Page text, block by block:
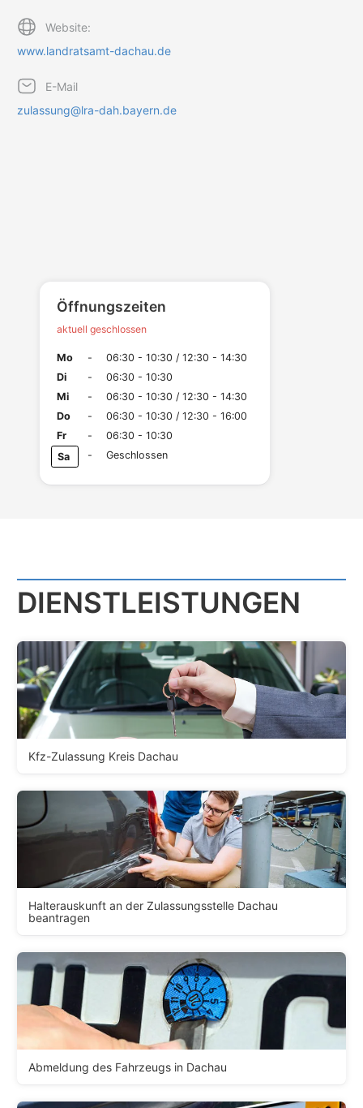
Website:
www.landratsamt-dachau.de
E-Mail
zulassung@lra-dah.bayern.de
Öffnungszeiten
aktuell geschlossen
Mo -
06:30 - 10:30 / 12:30 - 14:30
Di
-
06:30 - 10:30
Mi
-
06:30 - 10:30 / 12:30 - 14:30
Do
-
06:30 - 10:30 / 12:30 - 16:00
Fr
-
06:30 - 10:30
Sa
- Geschlossen
DIENST­LEISTUNGEN
Kfz-Zulassung Kreis Dachau
Halterauskunft an der Zulassungsstelle Dachau
beantragen
Abmeldung des Fahrzeugs in Dachau